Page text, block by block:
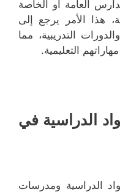
العامة أو الخاصة
هذا الأمر يرجع إلى
التدريبية، مما
التعليمية.
الدراسية في
الدراسية ومدرسات